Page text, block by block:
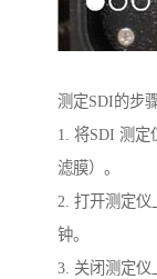
测定SDI的步骤
1. 将SDI 测定
滤膜）。
2. 打开测定仪
钟。
3. 关闭测定仪